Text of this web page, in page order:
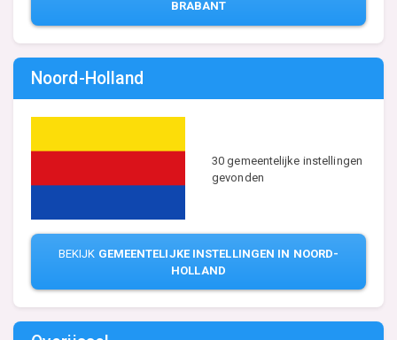
BRABANT
Noord-Holland
30 gemeentelijke instellingen
gevonden
BEKIJK GEMEENTELIJKE INSTELLINGEN IN NOORD-
HOLLAND